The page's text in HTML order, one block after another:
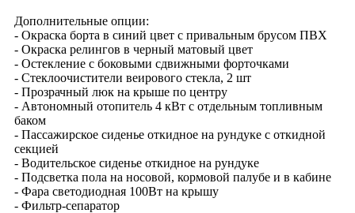
Дополнительные опции:
- Окраска борта в синий цвет с привальным брусом ПВХ
- Окраска релингов в черный матовый цвет
- Остекление с боковыми сдвижными форточками
- Стеклоочистители веирового стекла, 2 шт
- Прозрачный люк на крыше по центру
- Автономный отопитель 4 кВт с отдельным топливным
баком
- Пассажирское сиденье откидное на рундуке с откидной
секцией
- Водительское сиденье откидное на рундуке
- Подсветка пола на носовой, кормовой палубе и в кабине
- Фара светодиодная 100Вт на крышу
- Фильтр-сепаратор